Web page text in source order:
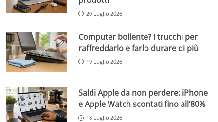
20 Luglio 2026
Computer bollente? I trucchi per
raffreddarlo e farlo durare di più
19 Luglio 2026
Saldi Apple da non perdere: iPhone
e Apple Watch scontati fino all’80%
18 Luglio 2026